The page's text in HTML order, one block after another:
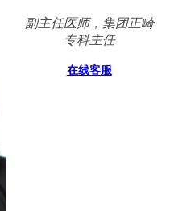
副主任医师，集团正畸
专科主任
在线客服